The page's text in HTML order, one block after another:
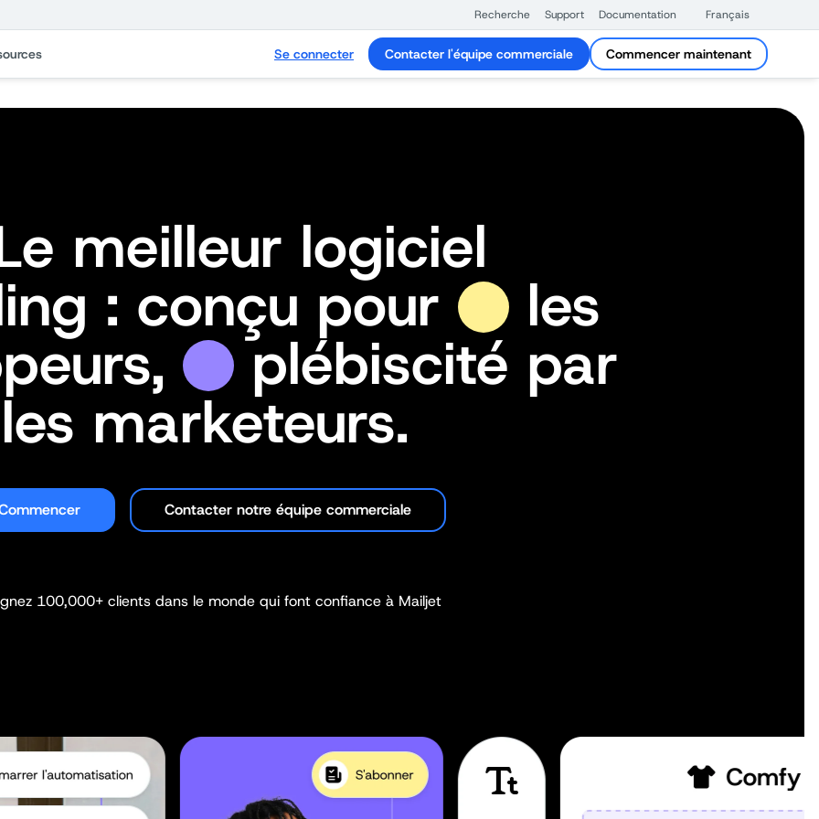
Recherche Support Documentation Français
Se connecter Contacter l'équipe commerciale Commencer maintenant
meilleur logiciel
: conçu pour les
plébiscité par
les marketeurs.
Contacter notre équipe commerciale
100,000+ clients dans le monde qui font confiance à Mailjet